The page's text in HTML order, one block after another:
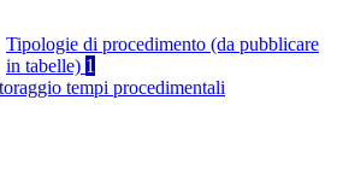
Tipologie di procedimento (da pubblicare
in tabelle) 1
tempi procedimentali